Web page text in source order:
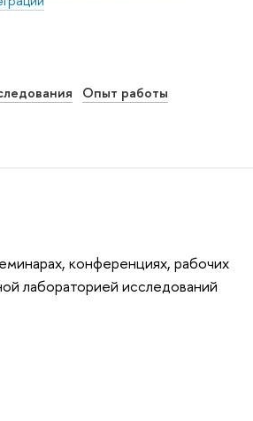
Опыт работы
конференциях, рабочих
лабораторией исследований